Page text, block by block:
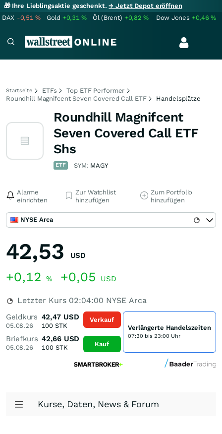
🎁 Ihre Lieblingsaktie geschenkt.→ Jetzt Depot eröffnen
DAX -0,51% Gold +0,31% Öl (Brent) +0,82% Dow Jones +0,46%
Startseite ETFs
Top ETF Performer
Roundhill Magnifcent Seven Covered Call ETF
Handelsplätze
Roundhill Magnifcent
Seven Covered Call ETF
Shs
ETF SYM: MAGY
Alarme
einrichten
Zur Watchlist
hinzufügen
Zum Portfolio
hinzufügen
NYSE Arca
42,53 USD
+0,12 % +0,05 USD
Letzter Kurs 02:04:00 NYSE Arca
Geldkurs
05.08.26
42,47 USD
100 STK
Briefkurs
05.08.26
42,66 USD
100STK
Verkauf
Kauf
Verlängerte Handelszeiten
07:30 bis 23:00 Uhr
Kurse, Daten, News & Forum